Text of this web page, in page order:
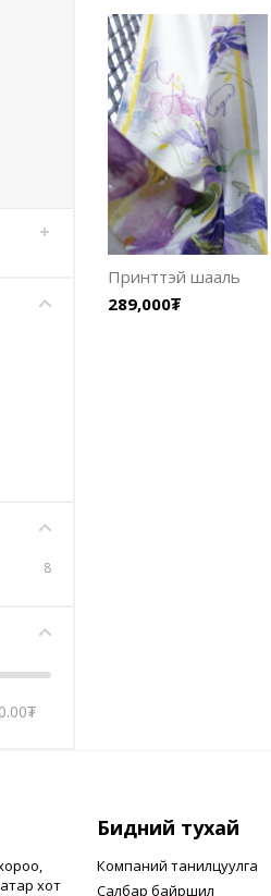
8
₮
Принттэй шааль
289,000₮
хот
Бидний тухай
Компаний танилцуулга
Салбар байршил